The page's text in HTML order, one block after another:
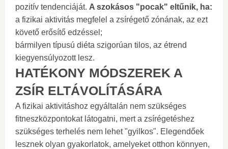
pozitív tendenciáját. A szokásos "pocak" eltűnik, ha:
a fizikai aktivitás megfelel a zsírégető zónának, az ezt
követő erősítő edzéssel;
bármilyen típusú diéta szigorúan tilos, az étrend
kiegyensúlyozott lesz.
HATÉKONY MÓDSZEREK A
ZSÍR ELTÁVOLÍTÁSÁRA
A fizikai aktivitáshoz egyáltalán nem szükséges
fitneszközpontokat látogatni, mert a zsírégetéshez
szükséges terhelés nem lehet "gyilkos". Elegendőek
lesznek olyan gyakorlatok, amelyeket otthon könnyen,